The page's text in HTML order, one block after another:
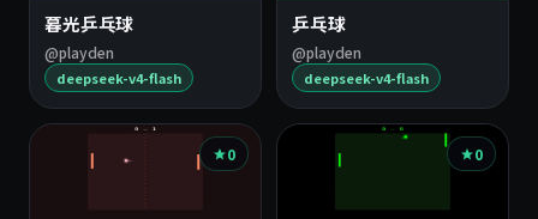
暮光乒乓球
@playden
deepseek-v4-flash
乒乓球
@playden
deepseek-v4-flash
0 0